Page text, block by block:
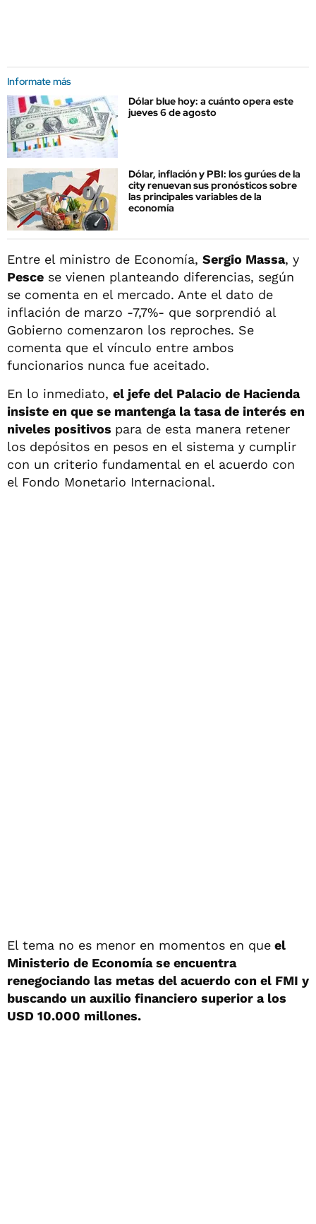
Informate más
Dólar blue hoy: a cuánto opera este
jueves 6 de agosto
Dólar, inflación y PBI: los gurúes de la
city renuevan sus pronósticos sobre
las principales variables de la
economía
Entre el ministro de Economía, Sergio Massa, y
Pesce se vienen planteando diferencias, según
se comenta en el mercado. Ante el dato de
inflación de marzo -7,7%- que sorprendió al
Gobierno comenzaron los reproches. Se
comenta que el vínculo entre ambos
funcionarios nunca fue aceitado.
En lo inmediato, el jefe del Palacio de Hacienda
insiste en que se mantenga la tasa de interés en
niveles positivos para de esta manera retener
los depósitos en pesos en el sistema y cumplir
con un criterio fundamental en el acuerdo con
el Fondo Monetario Internacional.
El tema no es menor en momentos en que el
Ministerio de Economía se encuentra
renegociando las metas del acuerdo con el FMI y
buscando un auxilio financiero superior a los
USD 10.000 millones.